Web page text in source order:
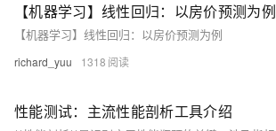
【机器学习】线性回归：以房价预测为例
【机器学习】线性回归：以房价预测为例
richard_yuu 1318
性能测试：主流性能剖析工具介绍